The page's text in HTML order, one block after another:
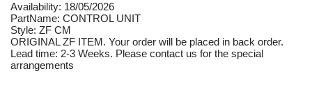
Availability: 18/05/2026
PartName: CONTROL UNIT
Style: ZF CM
ORIGINAL ZF ITEM. Your order will be placed in back order.
Lead time: 2-3 Weeks. Please contact us for the special
arrangements